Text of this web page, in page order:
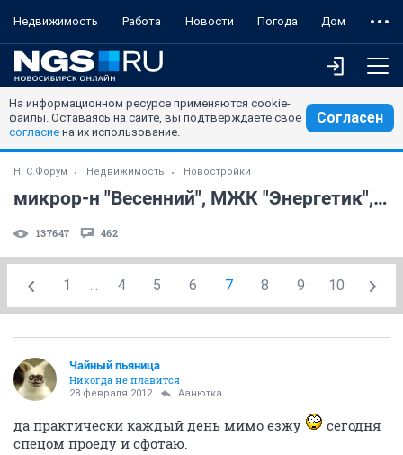
Недвижимость Работа Новости Погода Дом
На информационном ресурсе применяются cookie-
файлы. Оставаясь на сайте, вы подтверждаете свое
согласие на их использование.
Согласен
НГС.Форум Недвижимость Новостройки
микрор-н "Весенний", МЖК "Энергетик", Первомайка2
137647 462
1 ... 4 5 6 7 8 9 10
Чайный пьяница
Никогда не плавится
28 февраля 2012 Аанютка
да практически каждый день мимо езжу
сегодня
спецом проеду и сфотаю.